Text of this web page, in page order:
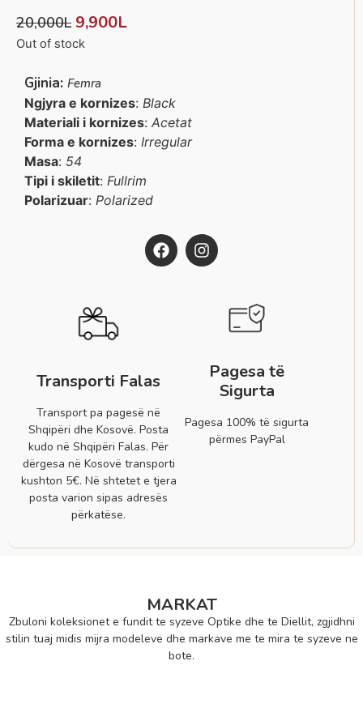
20,000L 9,900L
Out of stock
Gjinia: Femra
Ngjyra e kornizes: Black
Materiali i kornizes: Acetat
Forma e kornizes: Irregular
Masa: 54
Tipi i skiletit: Fullrim
Polarizuar: Polarized
Transporti Falas
Transport pa pagesë në
Shqipëri dhe Kosovë. Posta
kudo në Shqipëri Falas. Për
dërgesa në Kosovë transporti
kushton 5€. Në shtetet e tjera
posta varion sipas adresës
përkatëse.
Pagesa të
Sigurta
Pagesa 100% të sigurta
përmes PayPal
MARKAT
Zbuloni koleksionet e fundit te syzeve Optike dhe te Diellit, zgjidhni
stilin tuaj midis mijra modeleve dhe markave me te mira te syzeve ne
bote.